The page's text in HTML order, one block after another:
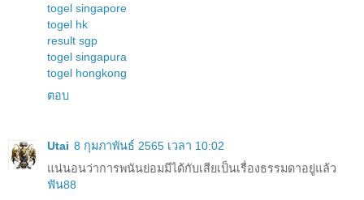
togel singapore
togel hk
result sgp
togel singapura
togel hongkong
ตอบ
Utai 8 กุมภาพันธ์ 2565 เวลา 10:02
แน่นอนว่าการพนันย่อมมีได้กับเสียเป็นเรื่องธรรมดาอยู่แล้ว
ฟัน88